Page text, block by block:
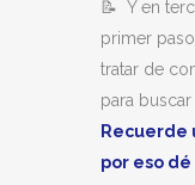
📝 Y en
primer
tratar de
para
Recuerde
por eso